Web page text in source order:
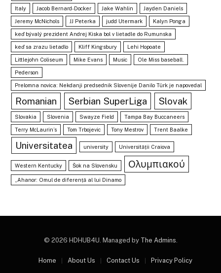
Italy Jacob Bernard-Docker Jake Wahlin Jayden Daniels
Jeremy McNichols JJ Peterka judd Utermark Kalyn Ponga
keď bývalý prezident Andrej Kiska bol v lietadle do Rumunska
keď sa zrazu lietadlo Kliff Kingsbury Lehi Hopoate
Littlejohn Coliseum Mike Evans Music Ole Miss baseball.
Pederson
Prelomna novica: Nekdanji predsednik Slovenije Danilo Türk je napovedal
Romanian Serbian SuperLiga Slovak
Slovakia Slovenia Swayze Field Tampa Bay Buccaneers
Terry McLaurin’s Tom Trbojevic Tony Mestrov Trent Baalke
Universitatea university Universității Craiova
Western Kentucky Šok na Slovensku Ολυμπιακού
„Ahanor: Omul de diferență al lui Dinamo
© 2026 HDHUB4U. Managed by The Admins.
Home About Us Contact Us Privacy Policy